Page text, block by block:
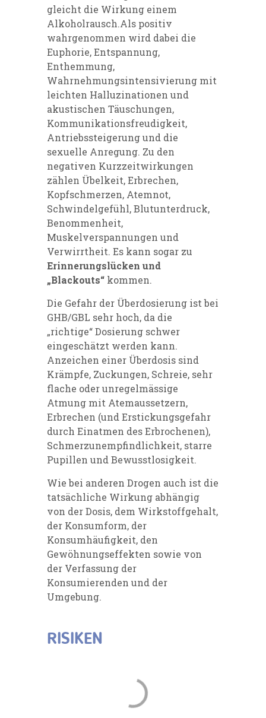
gleicht die Wirkung einem
Alkoholrausch.Als positiv
wahrgenommen wird dabei die
Euphorie, Entspannung,
Enthemmung,
Wahrnehmungsintensivierung mit
leichten Halluzinationen und
akustischen Täuschungen,
Kommunikationsfreudigkeit,
Antriebssteigerung und die
sexuelle Anregung. Zu den
negativen Kurzzeitwirkungen
zählen Übelkeit, Erbrechen,
Kopfschmerzen, Atemnot,
Schwindelgefühl, Blutunterdruck,
Benommenheit,
Muskelverspannungen und
Verwirrtheit. Es kann sogar zu
Erinnerungslücken und
„Blackouts“ kommen.
Die Gefahr der Überdosierung ist bei
GHB/GBL sehr hoch, da die
„richtige“ Dosierung schwer
eingeschätzt werden kann.
Anzeichen einer Überdosis sind
Krämpfe, Zuckungen, Schreie, sehr
flache oder unregelmässige
Atmung mit Atemaussetzern,
Erbrechen (und Erstickungsgefahr
durch Einatmen des Erbrochenen),
Schmerzunempfindlichkeit, starre
Pupillen und Bewusstlosigkeit.
Wie bei anderen Drogen auch ist die
tatsächliche Wirkung abhängig
von der Dosis, dem Wirkstoffgehalt,
der Konsumform, der
Konsumhäufigkeit, den
Gewöhnungseffekten sowie von
der Verfassung der
Konsumierenden und der
Umgebung.
RISIKEN